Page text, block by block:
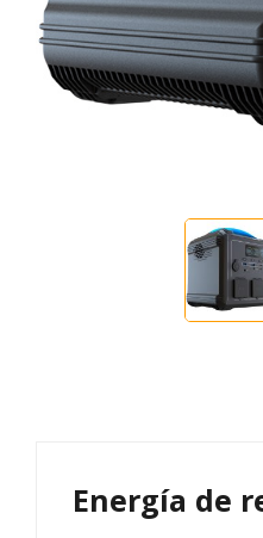
Energía de